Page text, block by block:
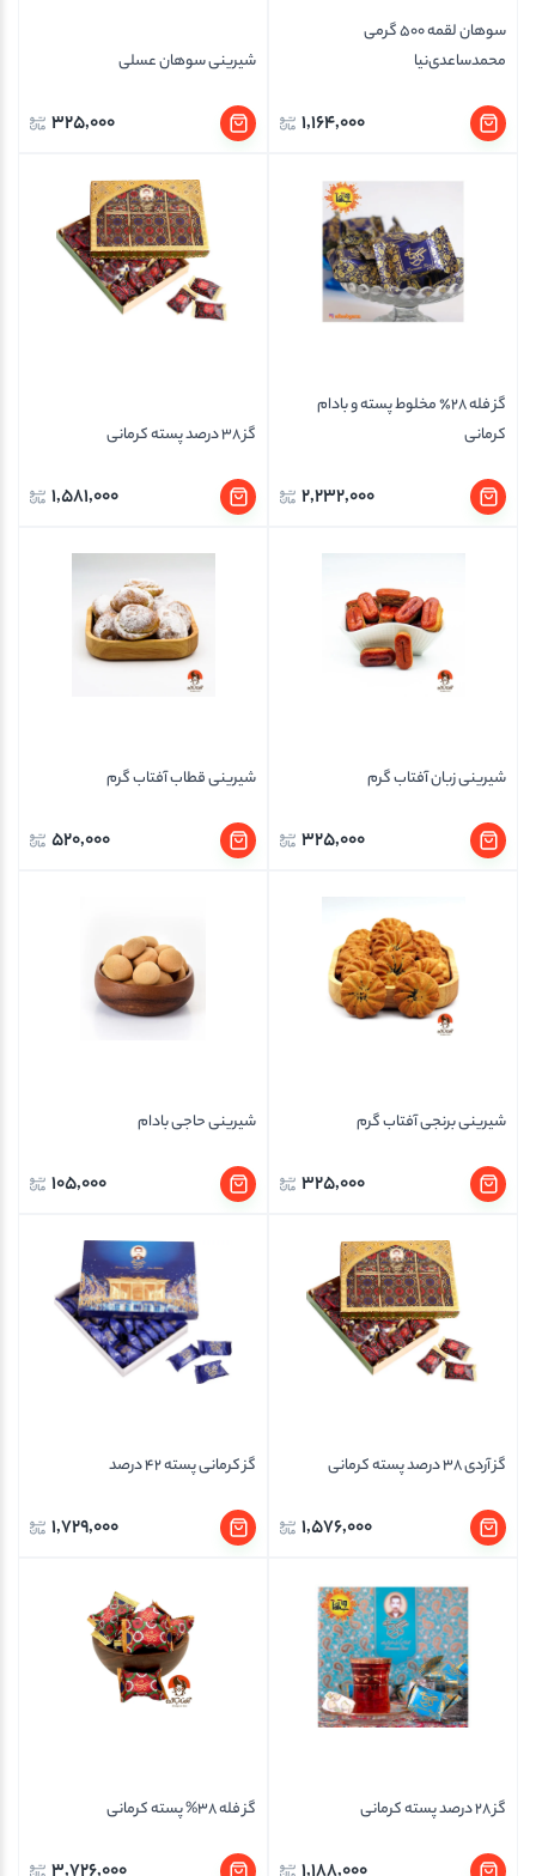
سوهان لقمه 500 گرمی
محمدساعدی‌نیا
1,164,000
شیرینی سوهان عسلی
325,000
گز فله ۲۸٪ مخلوط پسته و بادام
کرمانی
2,232,000
گز 38 درصد پسته کرمانی
1,581,000
شیرینی زبان آفتاب گرم
325,000
شیرینی قطاب آفتاب گرم
520,000
شیرینی برنجی آفتاب گرم
325,000
شیرینی حاجی بادام
105,000
گز آردی 38 درصد پسته کرمانی
1,576,000
گز کرمانی پسته 42 درصد
1,729,000
گز 28 درصد پسته کرمانی گز فله 38% پسته کرمانی